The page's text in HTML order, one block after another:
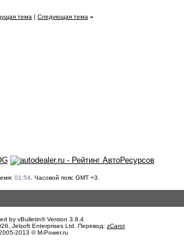
тема | Следующая тема »
01:54. Часовой пояс GMT +3.
by vBulletin® Version 3.8.4
Jelsoft Enterprises Ltd. Перевод: zCarot
2013 © M-Power.ru